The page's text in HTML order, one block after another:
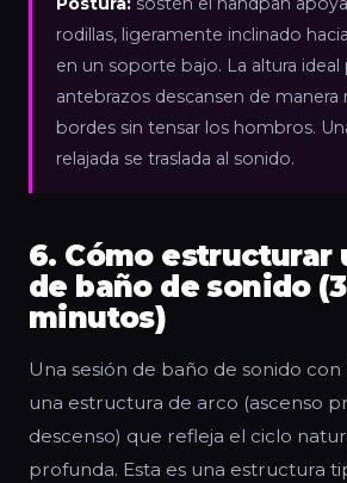
rodillas, ligeramente inclinado
en un soporte bajo. La altura
antebrazos descansen de manera
bordes sin tensar los hombros.
relajada se traslada al sonido.
6. Cómo estructurar
de baño de sonido
minutos)
Una sesión de baño de sonido
una estructura de arco (ascenso
descenso) que refleja el ciclo
profunda. Esta es una estructura